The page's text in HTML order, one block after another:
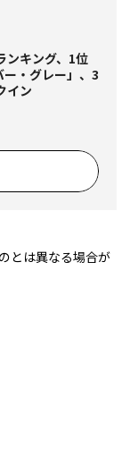
ンキング、1位
・グレー」、3
イン
とは異なる場合が